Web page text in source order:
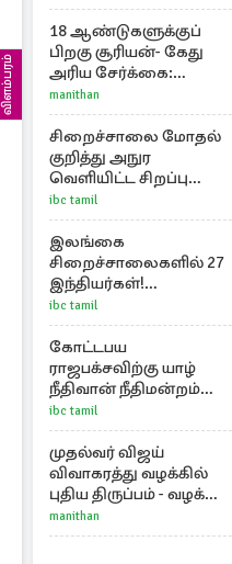
விளம்பரம்
போராட்டம்
18 ஆண்டுகளுக்குப்
பிறகு சூரியன்- கேது
அரிய சேர்க்கை:
அதிர்ஷ்டம் பெறும் 3
ராசிகள்!
manithan
சிறைச்சாலை மோதல்
குறித்து அநுர
வெளியிட்ட சிறப்பு
அறிக்கை
ibc tamil
இலங்கை
சிறைச்சாலைகளில் 27
இந்தியர்கள்!
அச்சநிலையை
மையப்படுத்தி
ஜெயசங்கர் அறிக்கை
ibc tamil
கோட்டபய
ராஜபக்சவிற்கு யாழ்
நீதிவான் நீதிமன்றம்
பிறப்பித்த விசேட
உத்தரவு!
ibc tamil
முதல்வர் விஜய்
விவாகரத்து வழக்கில்
புதிய திருப்பம் - வழக்கை
வாபஸ் பெற்ற சங்கீதா!
manithan